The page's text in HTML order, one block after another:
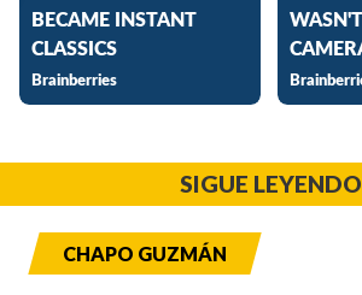
SIGUE LEYENDO
CHAPO GUZMÁN